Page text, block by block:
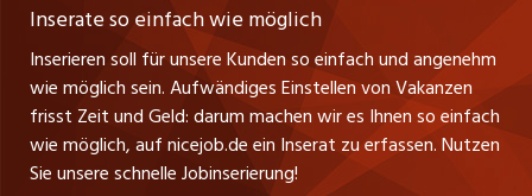
FM1Today
Inserate so einfach wie möglich
Inserieren soll für unsere Kunden so einfach und angenehm
wie möglich sein. Aufwändiges Einstellen von Vakanzen
frisst Zeit und Geld: darum machen wir es Ihnen so einfach
wie möglich, auf nicejob.de ein Inserat zu erfassen. Nutzen
Sie unsere schnelle Jobinserierung!